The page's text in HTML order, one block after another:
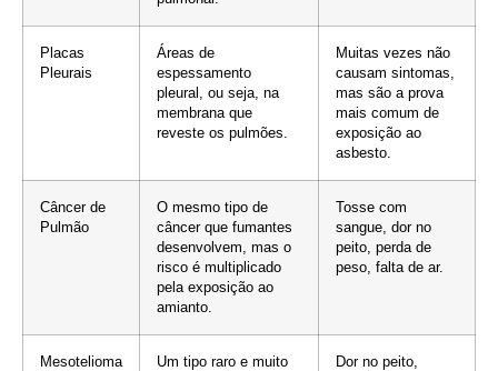
Placas
Pleurais
Áreas de
espessamento
pleural, ou seja, na
membrana que
reveste os pulmões.
Muitas vezes não
causam sintomas,
mas são a prova
mais comum de
exposição ao
asbesto.
Câncer de
Pulmão
O mesmo tipo de
câncer que fumantes
desenvolvem, mas o
risco é multiplicado
pela exposição ao
amianto.
Tosse com
sangue, dor no
peito, perda de
peso, falta de ar.
Mesotelioma
Um tipo raro e muito
Dor no peito,